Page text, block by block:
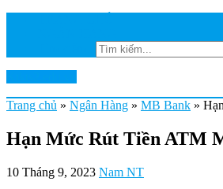
Trang chủ » Ngân Hàng » MB Bank »
Hạn Mức Rút Tiền ATM
10 Tháng 9, 2023 Nam NT